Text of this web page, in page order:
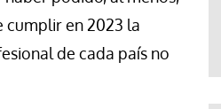
cumplir en 2023 la
de cada país no